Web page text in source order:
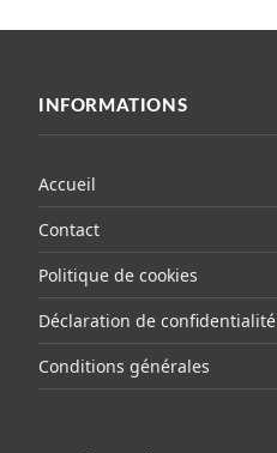
INFORMATIONS
Accueil
Contact
Politique de cookies
Déclaration de confidentialité
Conditions générales